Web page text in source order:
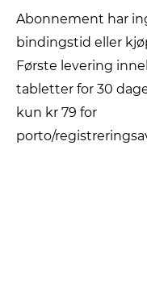
Abonnement har
bindingstid eller
Første levering
tabletter for 30
kun kr 79 for
porto/